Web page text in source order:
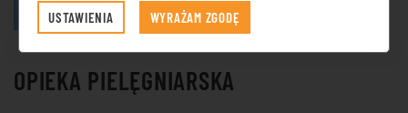
OPIEKA PIELĘGNIARSKA
USTAWIENIA WYRAŻAM ZGODĘ